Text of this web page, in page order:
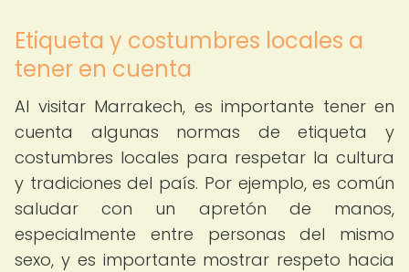
Etiqueta y costumbres locales a
tener en cuenta
Al visitar Marrakech, es importante tener en
cuenta algunas normas de etiqueta y
costumbres locales para respetar la cultura
y tradiciones del país. Por ejemplo, es común
saludar con un apretón de manos,
especialmente entre personas del mismo
sexo, y es importante mostrar respeto hacia